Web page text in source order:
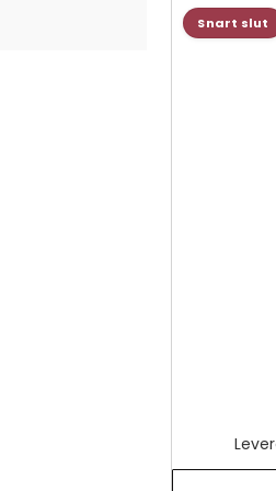
Snart slut